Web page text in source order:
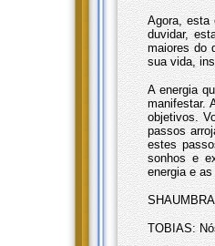
Agora, esta
duvidar,
maiores do
sua vida,
A energia
manifestar.
objetivos.
passos
estes
sonhos e
energia e
TOBIAS: